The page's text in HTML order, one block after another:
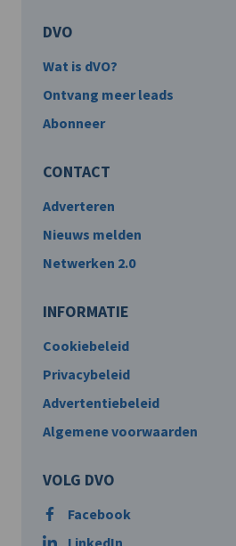
DVO
Wat is dVO?
Ontvang meer leads
Abonneer
CONTACT
Adverteren
Nieuws melden
Netwerken 2.0
INFORMATIE
Cookiebeleid
Privacybeleid
Advertentiebeleid
Algemene voorwaarden
VOLG DVO
Facebook
LinkedIn